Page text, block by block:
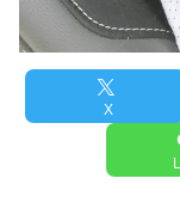
X